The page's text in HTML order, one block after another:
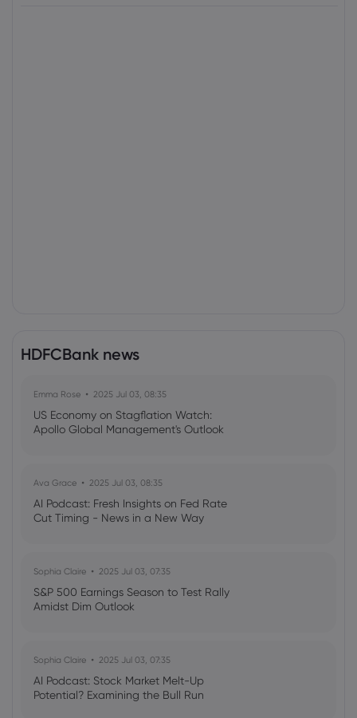
HDFCBank news
Emma Rose 2025 Jul 03, 08:35
US Economy on Stagflation Watch:
Apollo Global Management's Outlook
Ava Grace 2025 Jul 03, 08:35
AI Podcast: Fresh Insights on Fed Rate
Cut Timing - News in a New Way
Sophia Claire 2025 Jul 03, 07:35
S&P 500 Earnings Season to Test Rally
Amidst Dim Outlook
Sophia Claire 2025 Jul 03, 07:35
AI Podcast: Stock Market Melt-Up
Potential? Examining the Bull Run